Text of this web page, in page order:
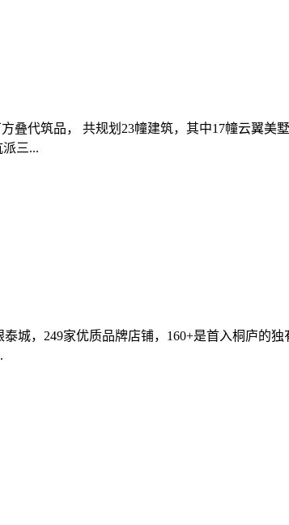
叠代筑品， 共规划23幢建筑，其中17幢云翼美
三...
城，249家优质品牌店铺，160+是首入桐庐的